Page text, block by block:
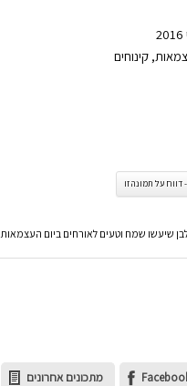
, קינוחים
שיעשו שמח וטעים לאורחים ביום העצמאות
מתכונים אחרונים